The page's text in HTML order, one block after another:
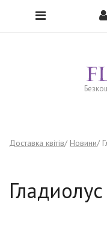
To open the menu, click
Доставка квітів Новини